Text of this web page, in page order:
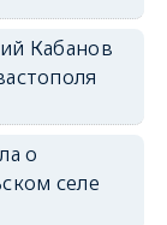
Кабанов
о
селе